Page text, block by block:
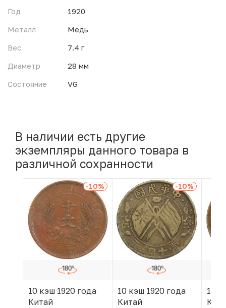
Год
1920
Металл
Медь
Вес
7.4 г
Диаметр
28 мм
Состояние
VG
В наличии есть другие
экземпляры данного товара в
различной сохранности
-10%
10 кэш 1920 года
Китай
-10%
10 кэш 1920 года
Китай
10